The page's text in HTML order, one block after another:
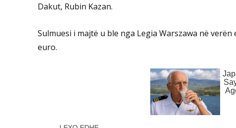
Dakut, Rubin Kazan.
Sulmuesi i majtë u ble nga Legia Warszawa në
euro.